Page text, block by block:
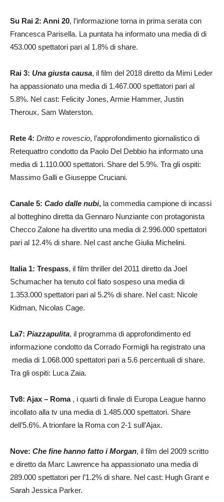
Su Rai 2: Anni 20, l’informazione torna in prima serata con
Francesca Parisella. La puntata ha informato una media di di
453.000 spettatori pari al 1.8% di share.
Rai 3: Una giusta causa, il film del 2018 diretto da Mimi Leder
ha appassionato una media di 1.467.000 spettatori pari al
5.8%. Nel cast: Felicity Jones, Armie Hammer, Justin
Theroux, Sam Waterston.
Rete 4: Dritto e rovescio, l’approfondimento giornalistico di
Retequattro condotto da Paolo Del Debbio ha informato una
media di 1.110.000 spettatori. Share del 5.9%. Tra gli ospiti:
Massimo Galli e Giuseppe Cruciani.
Canale 5: Cado dalle nubi, la commedia campione di incassi
al botteghino diretta da Gennaro Nunziante con protagonista
Checco Zalone ha divertito una media di 2.996.000 spettatori
pari al 12.4% di share. Nel cast anche Giulia Michelini.
Italia 1: Trespass, il film thriller del 2011 diretto da Joel
Schumacher ha tenuto col fiato sospeso una media di
1.353.000 spettatori pari al 5.2% di share. Nel cast: Nicole
Kidman, Nicolas Cage.
La7: Piazzapulita, il programma di approfondimento ed
informazione condotto da Corrado Formigli ha registrato una
media di 1.068.000 spettatori pari a 5.6 percentuali di share.
Tra gli ospiti: Luca Zaia.
Tv8: Ajax – Roma , i quarti di finale di Europa League hanno
incollato alla tv una media di 1.485.000 spettatori. Share
dell’5.6%. A trionfare la Roma con 2-1 sull’Ajax.
Nove: Che fine hanno fatto i Morgan, il film del 2009 scritto
e diretto da Marc Lawrence ha appassionato una media di
289.000 spettatori per l’1.2% di share. Nel cast: Hugh Grant e
Sarah Jessica Parker.